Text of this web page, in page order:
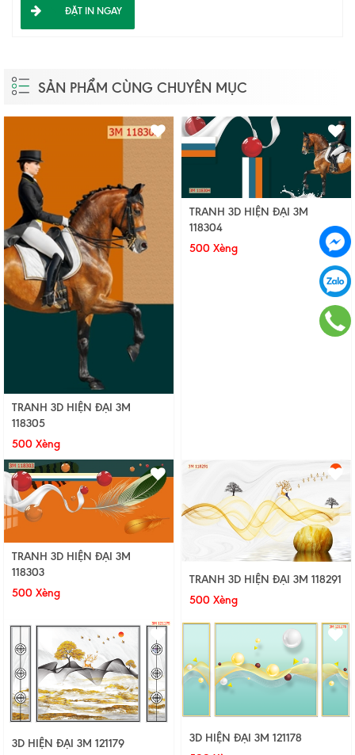
ĐẶT IN NGAY
SẢN PHẨM CÙNG CHUYÊN MỤC
TRANH 3D HIỆN ĐẠI 3M
118305
500 Xèng
TRANH 3D HIỆN ĐẠI 3M
118304
500 Xèng
TRANH 3D HIỆN ĐẠI 3M
118303
500 Xèng
TRANH 3D HIỆN ĐẠI 3M 118291
500 Xèng
3D HIỆN ĐẠI 3M 121179
3D HIỆN ĐẠI 3M 121178